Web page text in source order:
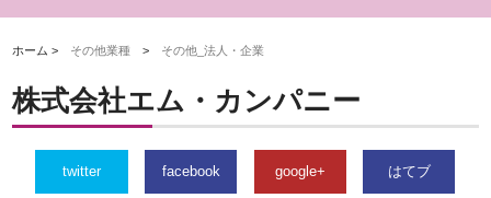
ホーム > その他業種 > その他_法人・企業
株式会社エム・カンパニー
twitter facebook google+ はてブ